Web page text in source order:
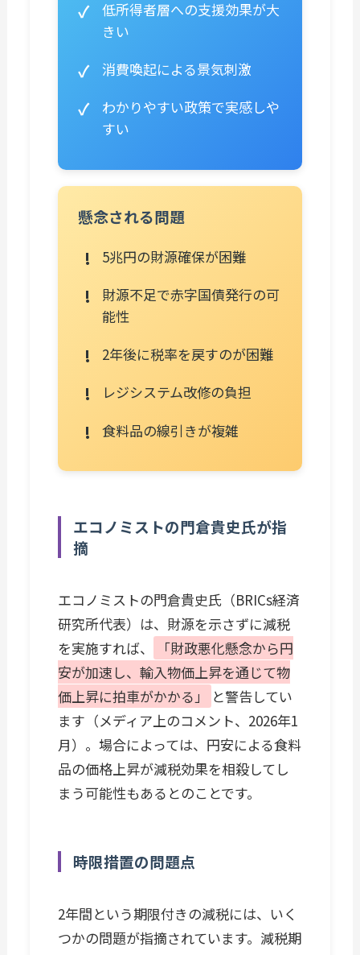
低所得者層への支援効果が大
きい
消費喚起による景気刺激
わかりやすい政策で実感しや
すい
懸念される問題
5兆円の財源確保が困難
財源不足で赤字国債発行の可
能性
2年後に税率を戻すのが困難
レジシステム改修の負担
食料品の線引きが複雑
エコノミストの門倉貴史氏が指
摘
エコノミストの門倉貴史氏（BRICs経済
研究所代表）は、財源を示さずに減税
を実施すれば、
「財政悪化懸念から円
安が加速し、輸入物価上昇を通じて物
価上昇に拍車がかかる」
と警告してい
ます（メディア上のコメント、2026年1
月）。場合によっては、円安による食料
品の価格上昇が減税効果を相殺してし
まう可能性もあるとのことです。
時限措置の問題点
2年間という期限付きの減税には、いく
つかの問題が指摘されています。減税期